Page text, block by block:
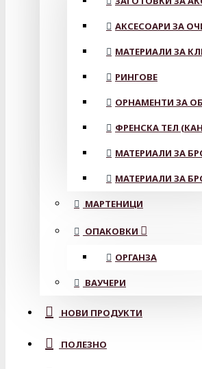
АКСЕСОАРИ ЗА
МАТЕРИАЛИ ЗА
РИНГОВЕ
ОРНАМЕНТИ ЗА
ФРЕНСКА ТЕЛ
МАТЕРИАЛИ ЗА
МАТЕРИАЛИ ЗА
МАРТЕНИЦИ
ОПАКОВКИ
ОРГАНЗА
ВАУЧЕРИ
НОВИ ПРОДУКТИ
ПОЛЕЗНО